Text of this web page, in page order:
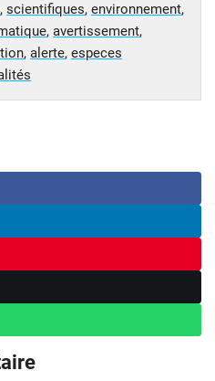
, scientifiques, environnement,
, avertissement,
, alerte, especes